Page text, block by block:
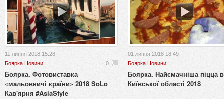
11 липня 2018 15:28 ·
Боярка Новини
0
Боярка. Фотовиставка
«мальовничі країни» 2018 SoLo
Кав'ярня #AsiaStyle
01 липня 2018 18:49 ·
Боярка Новини
Боярка. Найсмачніша піцца в
Київської області 2018